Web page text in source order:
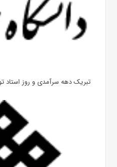
تبریک دهه سرآمدی و روز استاد